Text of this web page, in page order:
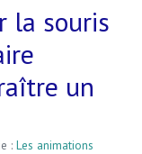
la souris
un
: Les animations